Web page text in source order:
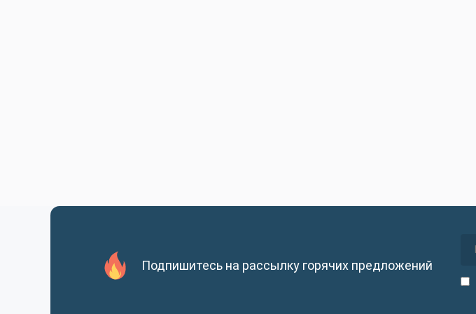
Подпишитесь на рассылку горячих предложений